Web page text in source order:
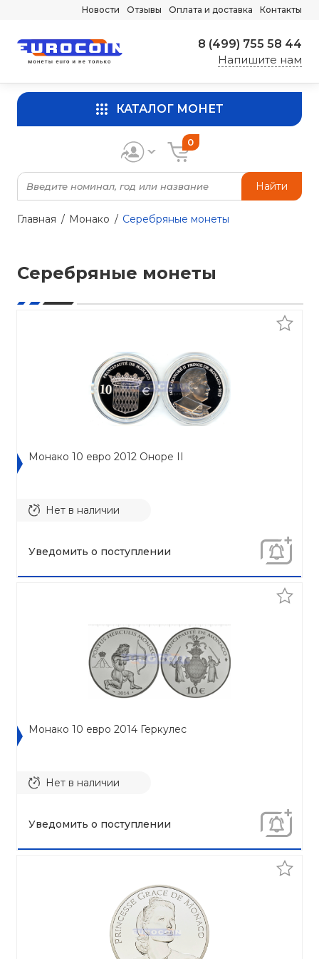
Новости Отзывы Оплата и доставка Контакты
8 (499) 755 58 44
Напишите нам
КАТАЛОГ МОНЕТ
Найти
0
Главная Монако Серебряные монеты
Серебряные монеты
Монако 10 евро 2012 Оноре II
Нет в наличии
Уведомить о поступлении
Монако 10 евро 2014 Геркулес
Нет в наличии
Уведомить о поступлении